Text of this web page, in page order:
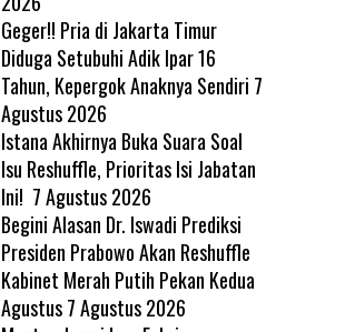
Geger!! Pria di Jakarta Timur
Diduga Setubuhi Adik Ipar 16
Tahun, Kepergok Anaknya Sendiri 7
Agustus 2026
Istana Akhirnya Buka Suara Soal
Isu Reshuffle, Prioritas Isi Jabatan
Ini! 7 Agustus 2026
Begini Alasan Dr. Iswadi Prediksi
Presiden Prabowo Akan Reshuffle
Kabinet Merah Putih Pekan Kedua
Agustus 7 Agustus 2026